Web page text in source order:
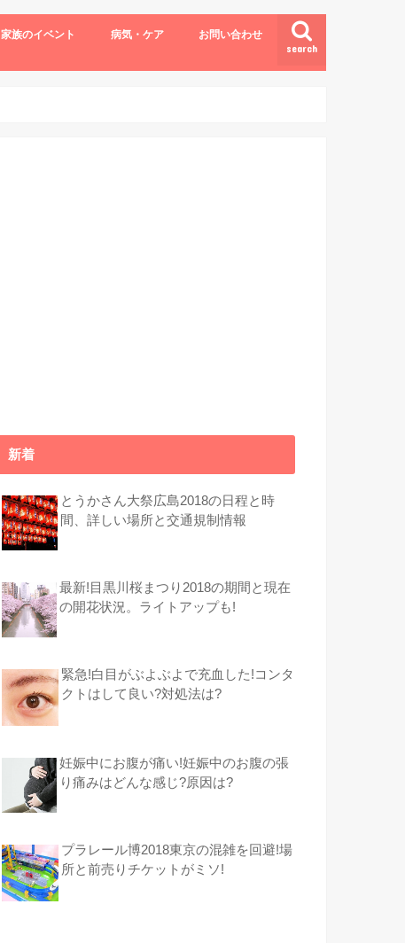
search
家族のイベント 病気・ケア お問い合わせ
新着
とうかさん大祭広島2018の日程と時
間、詳しい場所と交通規制情報
最新!目黒川桜まつり2018の期間と現在
の開花状況。ライトアップも!
緊急!白目がぶよぶよで充血した!コンタ
クトはして良い?対処法は?
妊娠中にお腹が痛い!妊娠中のお腹の張
り痛みはどんな感じ?原因は?
プラレール博2018東京の混雑を回避!場
所と前売りチケットがミソ!